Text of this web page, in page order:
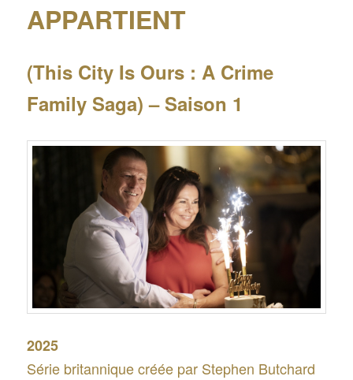
APPARTIENT
(This City Is Ours : A Crime
Family Saga) – Saison 1
2025
Série britannique créée par Stephen Butchard